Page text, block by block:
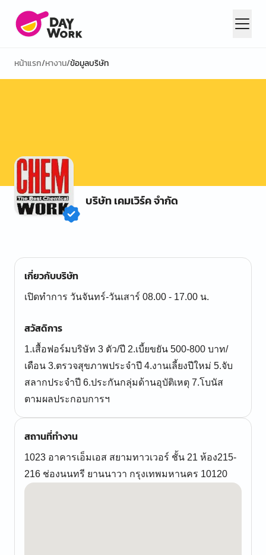
หน้าแรก/หางาน/ข้อมูลบริษัท
บริษัท เคมเวิร์ค จำกัด
เกี่ยวกับบริษัท
เปิดทำการ วันจันทร์-วันเสาร์ 08.00 - 17.00 น.
สวัสดิการ
1.เสื้อฟอร์มบริษัท 3 ตัว/ปี 2.เบี้ยขยัน 500-800 บาท/
เดือน 3.ตรวจสุขภาพประจำปี 4.งานเลี้ยงปีใหม่ 5.จับ
สลากประจำปี 6.ประกันกลุ่มด้านอุบัติเหตุ 7.โบนัส
ตามผลประกอบการฯ
สถานที่ทำงาน
1023 อาคารเอ็มเอส สยามทาวเวอร์ ชั้น 21 ห้อง215-
216 ช่องนนทรี ยานนาวา กรุงเทพมหานคร 10120